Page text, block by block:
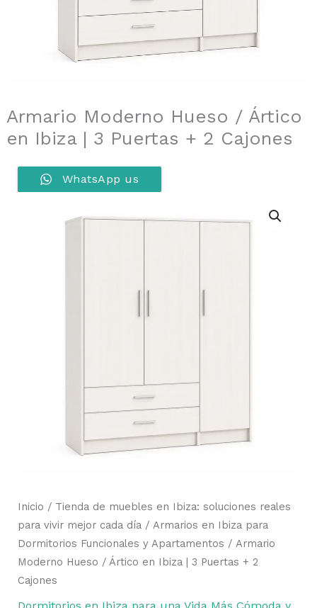
Armario Moderno Hueso / Ártico
en Ibiza | 3 Puertas + 2 Cajones
WhatsApp us
Inicio / Tienda de muebles en Ibiza: soluciones reales
para vivir mejor cada día/ Armarios en Ibiza para
Dormitorios Funcionales y Apartamentos / Armario
Moderno Hueso / Ártico en Ibiza | 3 Puertas + 2
Cajones